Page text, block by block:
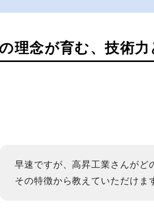
理念が育む、技術
早速ですが、高昇工業さんがど
その特徴から教えていただけま